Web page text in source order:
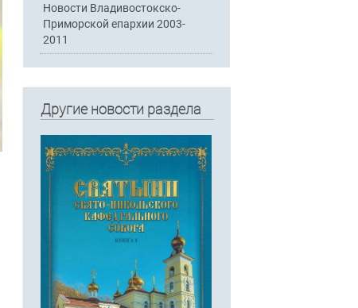
Новости Владивостокско-
Приморской епархии 2003-
2011
Другие новости раздела